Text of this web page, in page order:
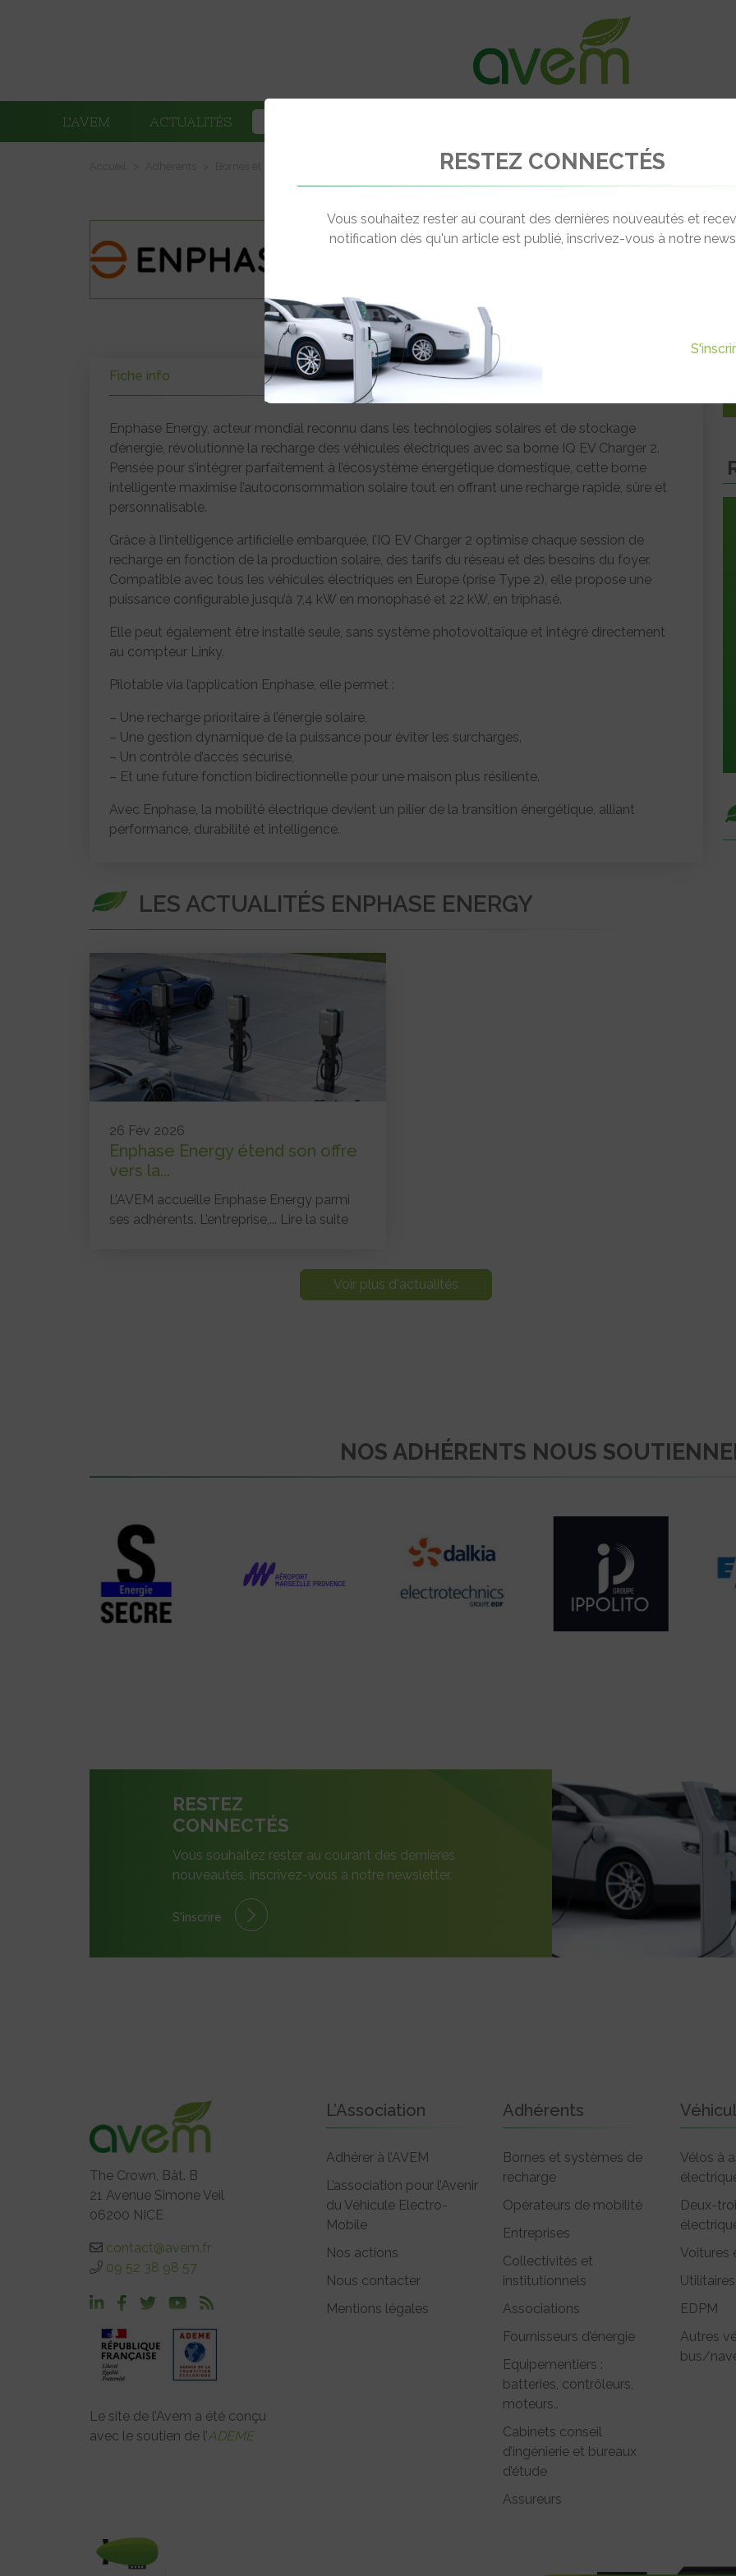
L’AVEM ACTUALITÉS
Enphase Energy
905 Rue d'Espagne
DAMIEN GIRAULT
Fiche info
Enphase Energy, acteur mondial reconnu dans les technologies solaires et de stockage
d’énergie, révolutionne la recharge des véhicules électriques avec sa borne IQ EV Charger 2.
Pensée pour s’intégrer parfaitement à l’écosystème énergétique domestique, cette borne
intelligente maximise l’autoconsommation solaire tout en offrant une recharge rapide, sûre et
personnalisable.
Grâce à l’intelligence artificielle embarquée, l’IQ EV Charger 2 optimise chaque session de
recharge en fonction de la production solaire, des tarifs du réseau et des besoins du foyer.
Compatible avec tous les véhicules électriques en Europe (prise Type 2), elle propose une
puissance configurable jusqu’à 7,4 kW en monophasé et 22 kW, en triphasé.
Elle peut également être installé seule, sans système photovoltaïque et intégré directement
au compteur Linky.
Pilotable via l’application Enphase, elle permet :
– Une recharge prioritaire à l’énergie solaire,
– Une gestion dynamique de la puissance pour éviter les surcharges,
– Un contrôle d’accès sécurisé,
– Et une future fonction bidirectionnelle pour une maison plus résiliente.
Avec Enphase, la mobilité électrique devient un pilier de la transition énergétique, alliant
performance, durabilité et intelligence.
LES ACTUALITÉS ENPHASE ENERGY
26 Fév 2026
Enphase Energy étend son offre
vers la...
L’AVEM accueille Enphase Energy parmi
ses adhérents. L’entreprise,... Lire la suite
Voir plus d'actualités
NOS ADHÉRENTS NOUS
RESTEZ
CONNECTÉS
Vous souhaitez rester au courant des dernières
nouveautés, inscrivez-vous à notre newsletter.
S'inscrire
The Crown, Bât. B
21 Avenue Simone Veil
06200 NICE
contact@avem.fr
09 52 38 98 57
Le site de l’Avem a été conçu
avec le soutien de l’ADEME
L’Association
Adhérer à l’AVEM
L’association pour l’Avenir
du Véhicule Electro-
Mobile
Nos actions
Nous contacter
Mentions légales
Adhérents
Bornes et systèmes de
recharge
Opérateurs de mobilité
Entreprises
Collectivités et
institutionnels
Associations
Fournisseurs d’énergie
Equipementiers :
batteries, contrôleurs,
moteurs..
Cabinets conseil
d’ingénierie et bureaux
d’étude
Assureurs
Vélos à
Deux-
Voitures
Utilitaires
EDPM
Autres
bus/
RESTEZ CONNECTÉS
Vous souhaitez rester au courant des dernières nouveautés et
notification dès qu'un article est publié, inscrivez-vous à notre